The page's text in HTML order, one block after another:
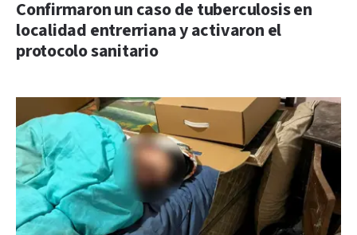
Confirmaron un caso de tuberculosis en
localidad entrerriana y activaron el
protocolo sanitario